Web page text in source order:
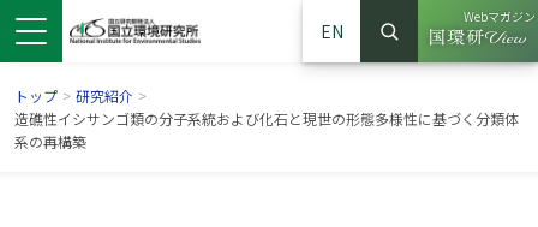
EN
サイト内検索
検索
Webマガジン
（別ウイ
トップ > 研究紹介 >
造礁性イシサンゴ類の分子系統および化石と現世の形態多様性に基づく分類体
系の再構築